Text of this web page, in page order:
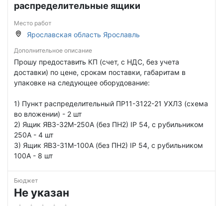
распределительные ящики
Место работ
Ярославская область Ярославль
Дополнительное описание
Прошу предоставить КП (счет, с НДС, без учета
доставки) по цене, срокам поставки, габаритам в
упаковке на следующее оборудование:
1) Пункт распределительный ПР11-3122-21 УХЛЗ (схема
во вложении) - 2 шт
2) Ящик ЯВЗ-32М-250А (без ПН2) IP 54, с рубильником
250А - 4 шт
3) Ящик ЯВЗ-31М-100А (без ПН2) IP 54, с рубильником
100А - 8 шт
Бюджет
Не указан